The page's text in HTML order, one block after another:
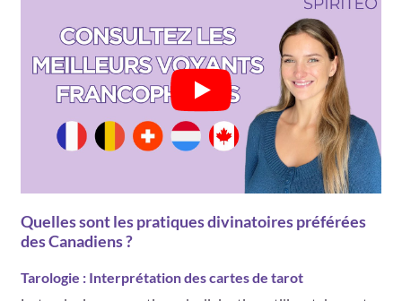
Quelles sont les pratiques divinatoires préférées
des Canadiens ?
Tarologie : Interprétation des cartes de tarot